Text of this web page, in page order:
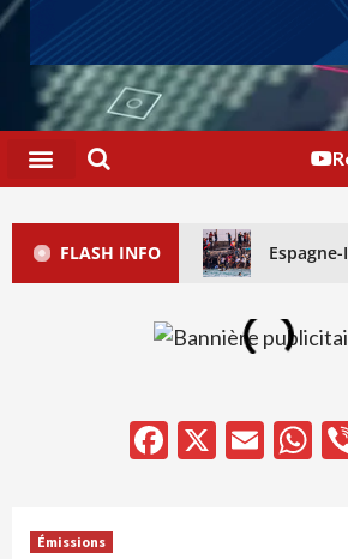
FLASH INFO
Facebook
X
Émissions